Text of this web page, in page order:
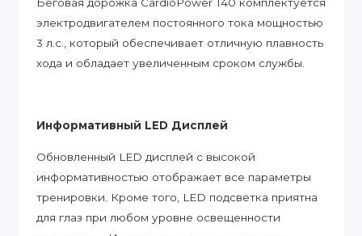
Беговая дорожка CardioPower T40 комплектуется
электродвигателем постоянного тока мощностью
3 л.с., который обеспечивает отличную плавность
хода и обладает увеличенным сроком службы.
Информативный LED Дисплей
Обновленный LED дисплей с высокой
информативностью отображает все параметры
тренировки. Кроме того, LED подсветка приятна
для глаз при любом уровне освещенности